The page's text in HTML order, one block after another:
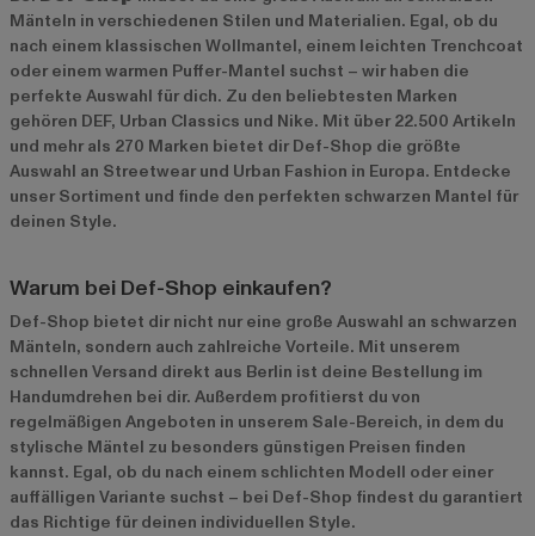
Mänteln in verschiedenen Stilen und Materialien. Egal, ob du
nach einem klassischen Wollmantel, einem leichten Trenchcoat
oder einem warmen Puffer-Mantel suchst – wir haben die
perfekte Auswahl für dich. Zu den beliebtesten Marken
gehören DEF, Urban Classics und Nike. Mit über 22.500 Artikeln
und mehr als 270 Marken bietet dir Def-Shop die größte
Auswahl an Streetwear und Urban Fashion in Europa. Entdecke
unser Sortiment und finde den perfekten schwarzen Mantel für
deinen Style.
Warum bei Def-Shop einkaufen?
Def-Shop bietet dir nicht nur eine große Auswahl an schwarzen
Mänteln, sondern auch zahlreiche Vorteile. Mit unserem
schnellen Versand direkt aus Berlin ist deine Bestellung im
Handumdrehen bei dir. Außerdem profitierst du von
regelmäßigen Angeboten in unserem Sale-Bereich, in dem du
stylische Mäntel zu besonders günstigen Preisen finden
kannst. Egal, ob du nach einem schlichten Modell oder einer
auffälligen Variante suchst – bei Def-Shop findest du garantiert
das Richtige für deinen individuellen Style.